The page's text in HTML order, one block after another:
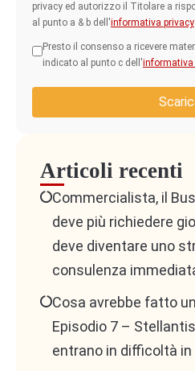
privacy ed autorizzo il Titolare a
al punto a & b dell'informativa privacy
Presto il consenso a ricevere
indicato al punto c dell'informativa
Articoli recenti
Commercialista, il
deve più richiedere
deve diventare uno
consulenza
Cosa avrebbe fatto
Episodio 7 –
entrano in difficoltà